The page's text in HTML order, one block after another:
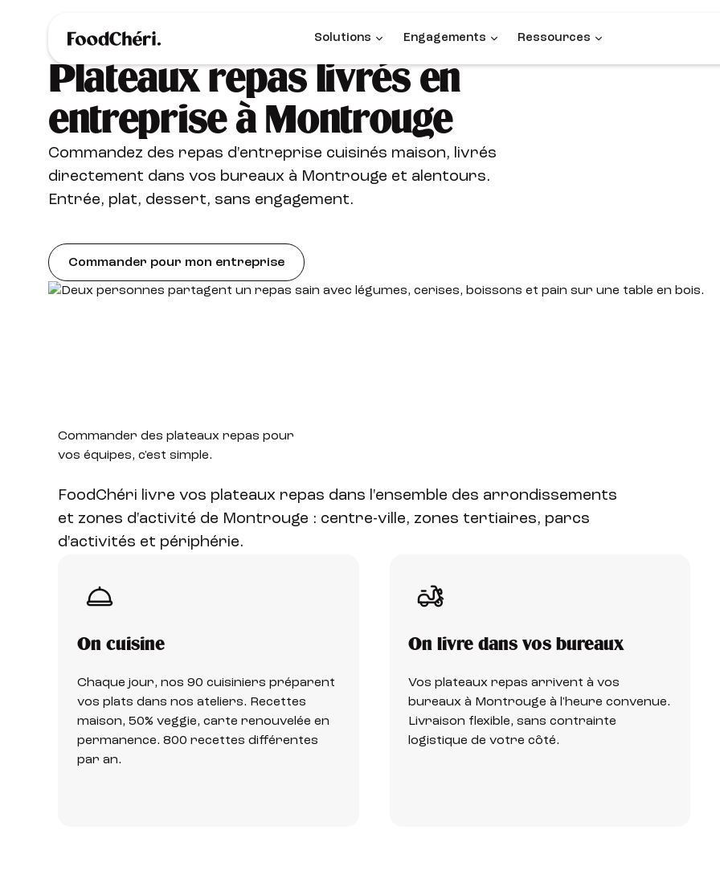
Solutions Engagements Ressources
Plateaux repas livrés en
entreprise à Montrouge
Commandez des repas d'entreprise cuisinés maison, livrés
directement dans vos bureaux à Montrouge et alentours.
Entrée, plat, dessert, sans engagement.
Commander pour mon entreprise
Commander des plateaux repas pour
vos équipes, c'est simple.
FoodChéri livre vos plateaux repas dans l'ensemble des arrondissements
et zones d'activité de Montrouge : centre-ville, zones tertiaires, parcs
d'activités et périphérie.
On cuisine
Chaque jour, nos 90 cuisiniers préparent
vos plats dans nos ateliers. Recettes
maison, 50% veggie, carte renouvelée en
permanence. 800 recettes différentes
par an.
On livre dans vos bureaux
Vos plateaux repas arrivent à vos
bureaux à Montrouge à l'heure convenue.
Livraison flexible, sans contrainte
logistique de votre côté.